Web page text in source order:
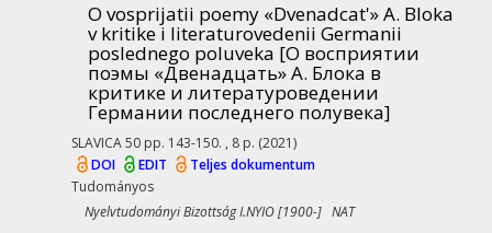
O vosprijatii poemy «Dvenadcat'» A. Bloka
v kritike i literaturovedenii Germanii
poslednego poluveka [О восприятии
поэмы «Двенадцать» А. Блока в
критике и литературоведении
Германии последнего полувека]
SLAVICA50 pp. 143-150. , 8 p. (2021)
DOI
EDIT
Teljes dokumentum
Tudományos
Nyelvtudományi Bizottság I.NYIO [1900-] NAT